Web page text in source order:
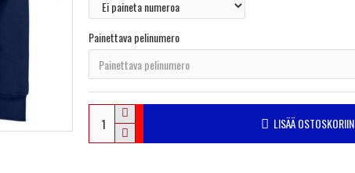
Painettava pelinumero
LISÄÄ OSTOSKORIIN